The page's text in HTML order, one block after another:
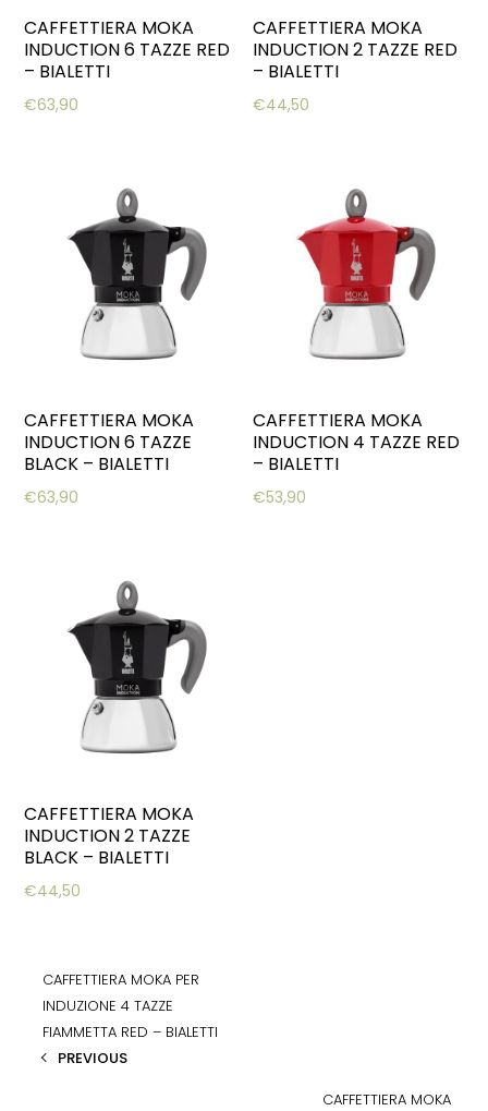
CAFFETTIERA MOKA
INDUCTION 6 TAZZE RED
– BIALETTI
€63,90
CAFFETTIERA MOKA
INDUCTION 2 TAZZE RED
– BIALETTI
€44,50
CAFFETTIERA MOKA
INDUCTION 6 TAZZE
BLACK – BIALETTI
€63,90
CAFFETTIERA MOKA
INDUCTION 4 TAZZE RED
– BIALETTI
€53,90
CAFFETTIERA MOKA
INDUCTION 2 TAZZE
BLACK – BIALETTI
€44,50
CAFFETTIERA MOKA PER
INDUZIONE 4 TAZZE
FIAMMETTA RED – BIALETTI
PREVIOUS
CAFFETTIERA MOKA